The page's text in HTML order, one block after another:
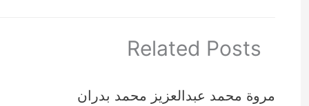
Related Posts
مروة محمد عبدالعزيز محمد بدران